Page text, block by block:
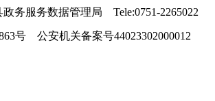
务服务数据管理局 Tele:0751-2265022
号 公安机关备案号44023302000012